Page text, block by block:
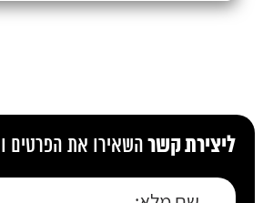
ליצירת קשרהשאירו את הפרטים